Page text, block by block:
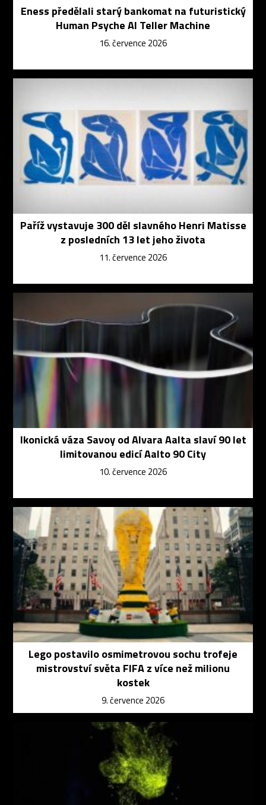
Eness předělali starý bankomat na futuristický
Human Psyche AI Teller Machine
16. července 2026
Paříž vystavuje 300 děl slavného Henri Matisse
z posledních 13 let jeho života
11. července 2026
Ikonická váza Savoy od Alvara Aalta slaví 90 let
limitovanou edicí Aalto 90 City
10. července 2026
Lego postavilo osmimetrovou sochu trofeje
mistrovství světa FIFA z více než milionu
kostek
9. července 2026